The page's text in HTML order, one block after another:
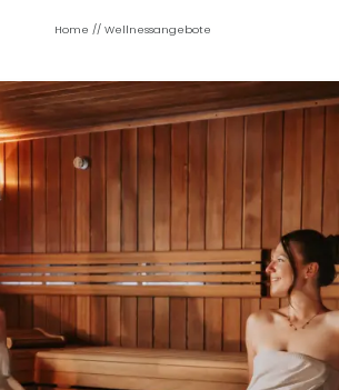
Home // Wellnessangebote